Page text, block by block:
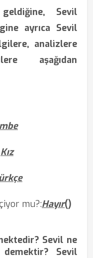
Sevil
ayrıca Sevil
analizlere
aşağıdan
Kız
mu?:Hayır()
Sevil ne
Sevil